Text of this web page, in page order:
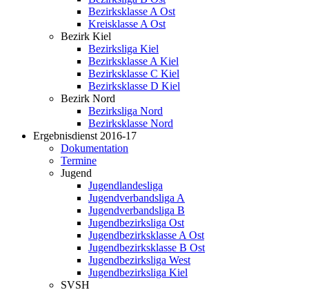
Bezirksklasse A Ost
Kreisklasse A Ost
Bezirk Kiel
Bezirksliga Kiel
Bezirksklasse A Kiel
Bezirksklasse C Kiel
Bezirksklasse D Kiel
Bezirk Nord
Bezirksliga Nord
Bezirksklasse Nord
Ergebnisdienst 2016-17
Dokumentation
Termine
Jugend
Jugendlandesliga
Jugendverbandsliga A
Jugendverbandsliga B
Jugendbezirksliga Ost
Jugendbezirksklasse A Ost
Jugendbezirksklasse B Ost
Jugendbezirksliga West
Jugendbezirksliga Kiel
SVSH